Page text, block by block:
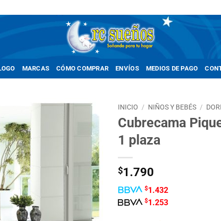
MARCAS CÓMO COMPRAR ENVÍOS MEDIOS DE PAGO
Añadir
lista de
deseos
INICIO / NIÑOS Y BEBÉS /
Cubrecama
1 plaza
$1.790
$1.432
$1.253